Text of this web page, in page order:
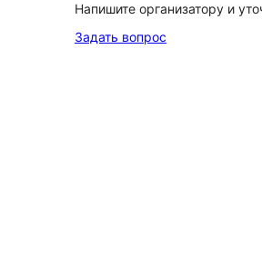
Напишите организатору и
Задать вопрос